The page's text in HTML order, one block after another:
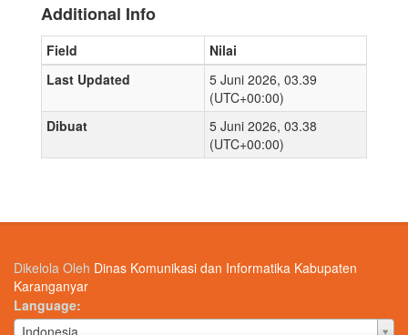
Additional Info
Field
Nilai
Last Updated
5 Juni 2026, 03.39
(UTC+00:00)
Dibuat
5 Juni 2026, 03.38
(UTC+00:00)
Dikelola Oleh Dinas Komunikasi dan Informatika Kabupaten
Karanganyar
Language
Indonesia
Language